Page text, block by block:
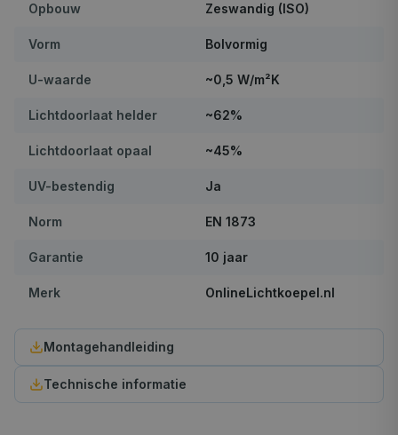
Opbouw Zeswandig (ISO)
Vorm Bolvormig
U-waarde ~0,5 W/m²K
Lichtdoorlaat helder ~62%
Lichtdoorlaat opaal ~45%
UV-bestendig Ja
Norm EN 1873
Garantie 10 jaar
Merk OnlineLichtkoepel.nl
Montagehandleiding
Technische informatie